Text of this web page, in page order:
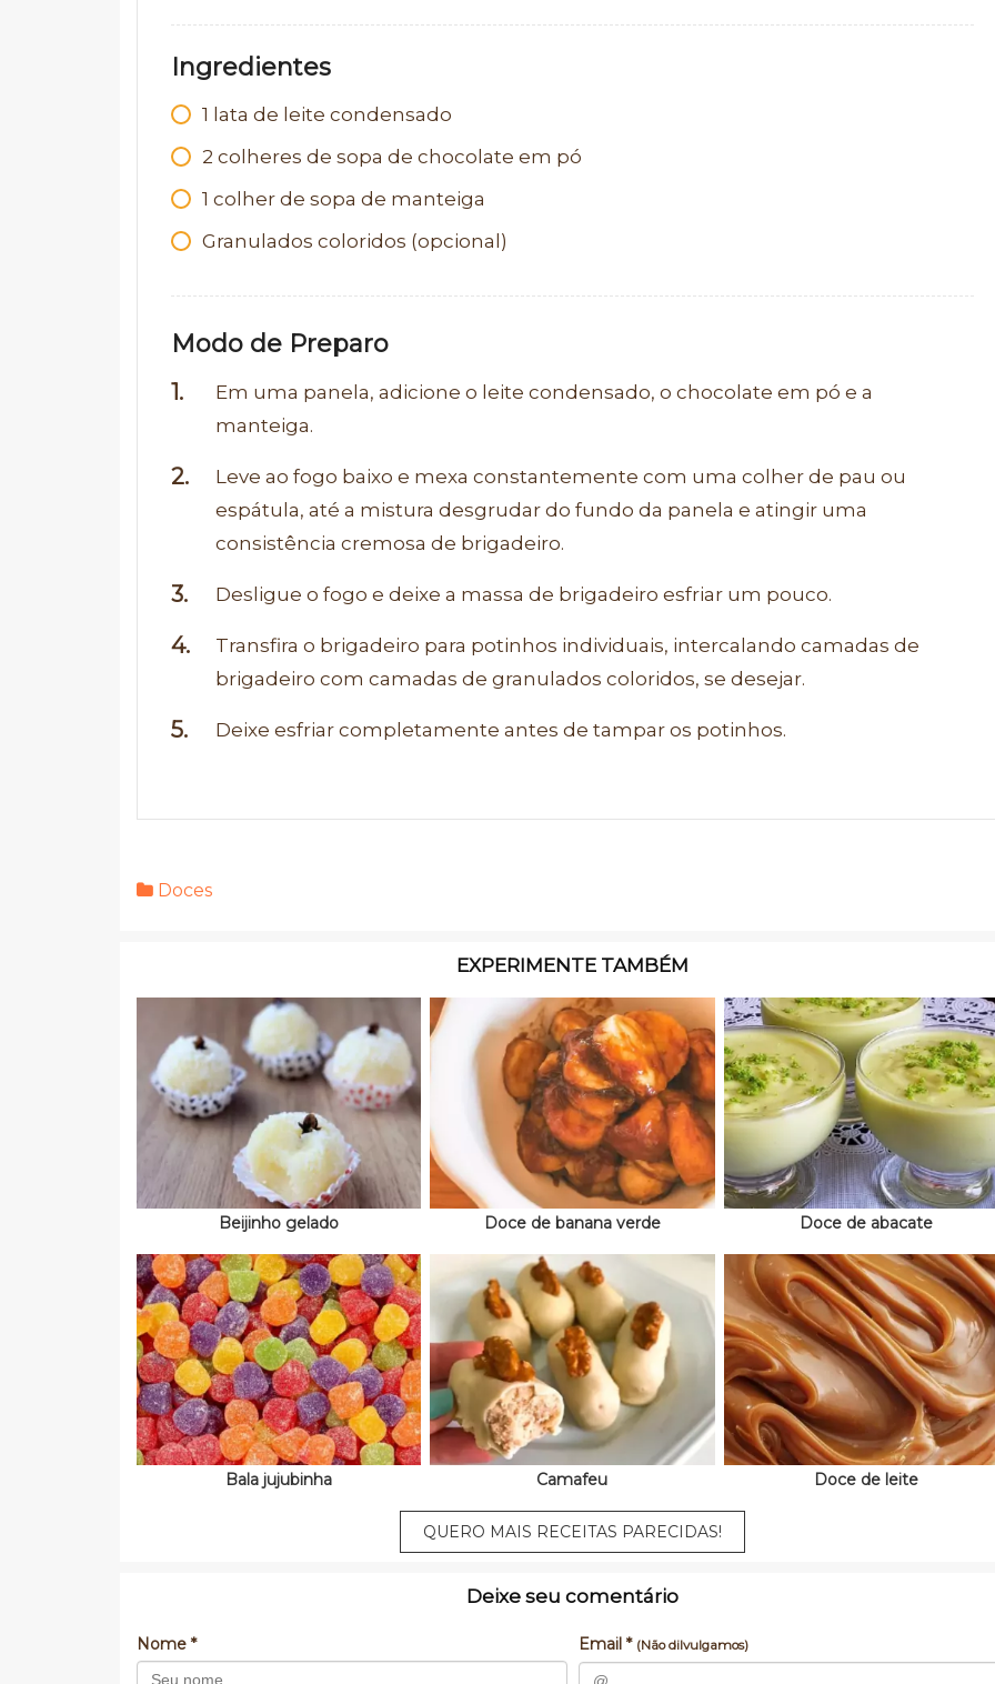
Ingredientes
1 lata de leite condensado
2 colheres de sopa de chocolate em pó
1 colher de sopa de manteiga
Granulados coloridos (opcional)
Modo de Preparo
Em uma panela, adicione o leite condensado, o chocolate em pó e a
manteiga.
Leve ao fogo baixo e mexa constantemente com uma colher de pau ou
espátula, até a mistura desgrudar do fundo da panela e atingir uma
consistência cremosa de brigadeiro.
Desligue o fogo e deixe a massa de brigadeiro esfriar um pouco.
Transfira o brigadeiro para potinhos individuais, intercalando camadas de
brigadeiro com camadas de granulados coloridos, se desejar.
Deixe esfriar completamente antes de tampar os potinhos.
Doces
EXPERIMENTE TAMBÉM
Beijinho gelado Doce de banana verde Doce de abacate
Bala jujubinha Camafeu Doce de leite
QUERO MAIS RECEITAS PARECIDAS!
Deixe seu comentário
Nome * Email * (Não dilvulgamos)